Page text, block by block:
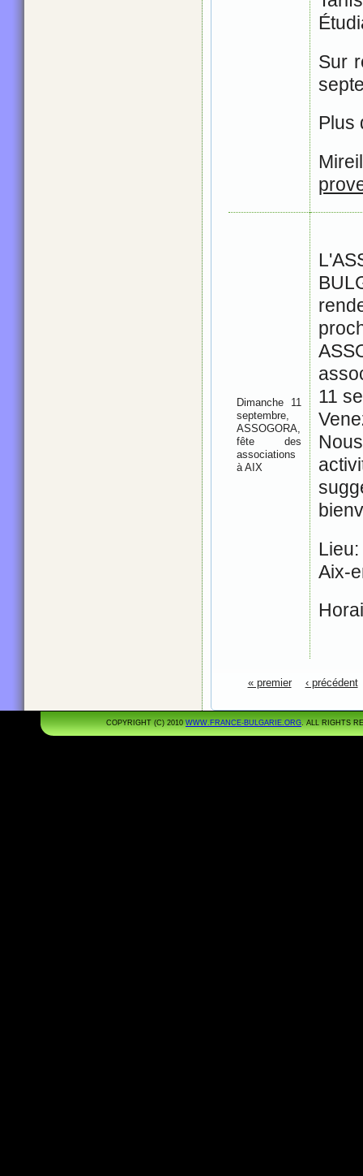
Sur
Plus
Dimanche 11
septembre,
ASSOGORA,
fête des
associations
à AIX
11
Aix-
Pages« premier ‹ précédent
COPYRIGHT (C) 2010 WWW.FRANCE-BULGARIE.ORG . ALL RIGHTS